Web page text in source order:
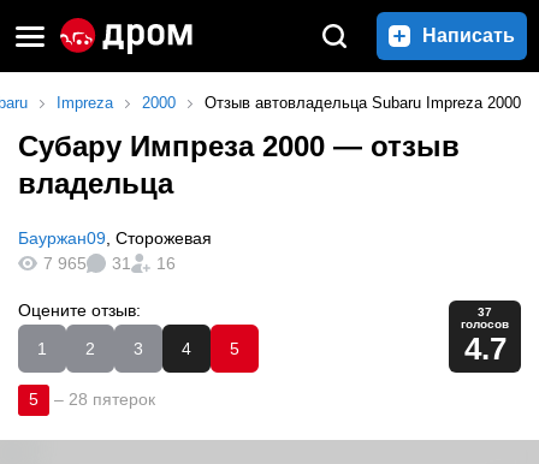
Написать
Impreza 2000 Отзыв автовладельца Subaru Impreza 2000
Субару Импреза 2000 — отзыв
владельца
Бауржан09 Сторожевая
7 965
31 16
Оцените отзыв:
1
2 3 4 5
37
голосов
4.7
5 – 28 пятерок